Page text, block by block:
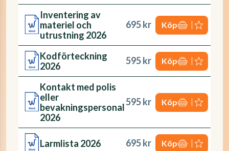
Inventering av
materiel och
utrustning 2026
695 kr Köp
Kodförteckning
2026
595 kr Köp
Kontakt med polis
eller
bevakningspersonal
2026
595 kr Köp
Larmlista 2026 695 kr Köp